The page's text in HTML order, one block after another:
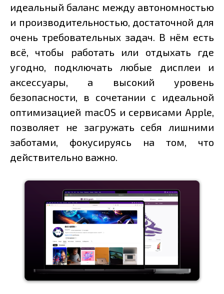
идеальный баланс между автономностью
и производительностью, достаточной для
очень требовательных задач. В нём есть
всё, чтобы работать или отдыхать где
угодно, подключать любые дисплеи и
аксессуары, а высокий уровень
безопасности, в сочетании с идеальной
оптимизацией macOS и сервисами Apple,
позволяет не загружать себя лишними
заботами, фокусируясь на том, что
действительно важно.